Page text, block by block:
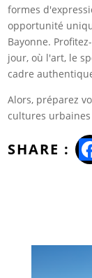
formes
opportunité
Bayonne.
jour, où l'art, le
cadre
Alors, préparez
cultures